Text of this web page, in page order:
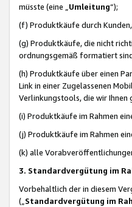
müsste (eine „ Umleitung“);
(f) Produktkäufe durch
(g) Produktkäufe, die nicht
ordnungsgemäß formatiert
(h) Produktkäufe über einen
Link in einer Zugelassenen
Verlinkungstools, die wir
(i) Produktkäufe im Rahmen
(j) Produktkäufe im Rahmen
(k) alle
3. Standardvergütung im
Vorbehaltlich der in diesem
(„ Standardvergütung im